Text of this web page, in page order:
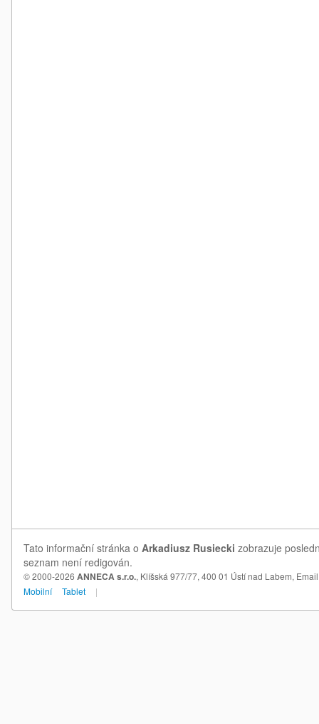
Tato informační stránka o Arkadiusz Rusiecki zobrazuje
seznam není redigován.
© 2000-2026 ANNECA s.r.o., Klíšská 977/77, 400 01 Ústí nad Labem,
Mobilní
Tablet |